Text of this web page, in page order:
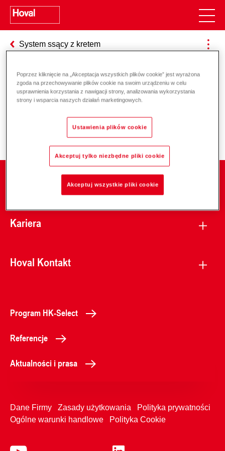
System ssący z kretem
Odpowiedzialność za energię i
Kariera
Hoval Kontakt
Program HK-Select
Referencje
Aktualności i prasa
Dane Firmy Zasady użytkowania
Polityka prywatności
Ogólne warunki handlowe
Polityka Cookie
Poprzez kliknięcie na „Akceptacja wszystkich plików cookie” jest wyrażona
zgoda na przechowywanie plików cookie na swoim urządzeniu w celu
usprawnienia korzystania z nawigacji strony, analizowania wykorzystania
strony i wsparcia naszych działań marketingowych.
Ustawienia plików cookie
Akceptuj tylko niezbędne pliki cookie
Akceptuj wszystkie pliki cookie